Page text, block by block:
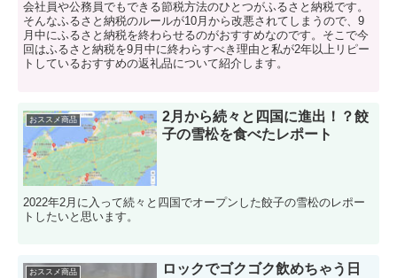
会社員や公務員でもできる節税方法のひとつがふるさと納税です。
そんなふるさと納税のルールが10月から改悪されてしまうので、9
月中にふるさと納税を終わらせるのがおすすめなのです。そこで今
回はふるさと納税を9月中に終わらすべき理由と私が2年以上リピー
トしているおすすめの返礼品について紹介します。
おススメ商品
2月から続々と四国に進出！？餃
子の雪松を食べたレポート
2022年2月に入って続々と四国でオープンした餃子の雪松のレポー
トしたいと思います。
おススメ商品
ロックでゴクゴク飲めちゃう日